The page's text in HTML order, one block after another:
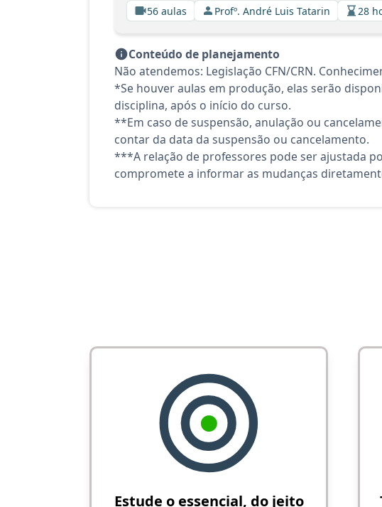
56 aulas Profº. André Luis Tatarin 28
Conteúdo de planejamento
Não atendemos: Legislação CFN/CRN.
*Se houver aulas em produção, elas serão
disciplina, após o início do curso.
**Em caso de suspensão, anulação ou
contar da data da suspensão ou cancelamento.
***A relação de professores pode ser ajustada
compromete a informar as mudanças
Estude o essencial, do jeito